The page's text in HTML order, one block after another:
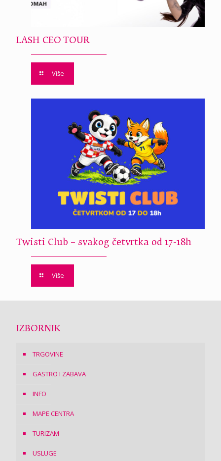
LASH CEO TOUR
Više
Twisti Club – svakog četvrtka od 17-18h
Više
IZBORNIK
TRGOVINE
GASTRO I ZABAVA
INFO
MAPE CENTRA
TURIZAM
USLUGE